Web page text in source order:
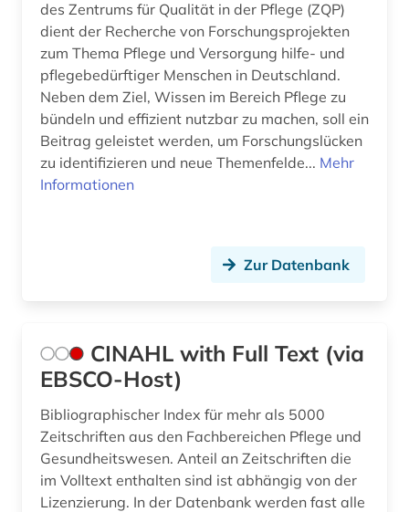
des Zentrums für Qualität in der Pflege (ZQP)
dient der Recherche von Forschungsprojekten
zum Thema Pflege und Versorgung hilfe- und
pflegebedürftiger Menschen in Deutschland.
Neben dem Ziel, Wissen im Bereich Pflege zu
bündeln und effizient nutzbar zu machen, soll ein
Beitrag geleistet werden, um Forschungslücken
zu identifizieren und neue Themenfelde... Mehr
Informationen
Zur Datenbank
CINAHL with Full Text (via
EBSCO-Host)
Bibliographischer Index für mehr als 5000
Zeitschriften aus den Fachbereichen Pflege und
Gesundheitswesen. Anteil an Zeitschriften die
im Volltext enthalten sind ist abhängig von der
Lizenzierung. In der Datenbank werden fast alle